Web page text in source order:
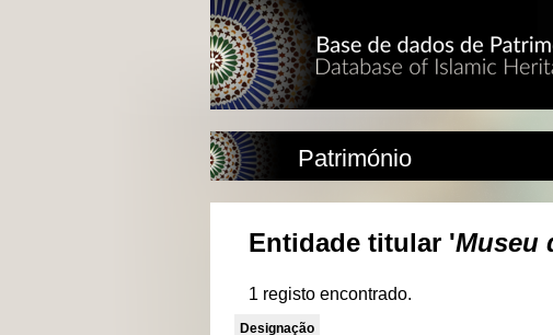
Património
Entidade titular 'Museu
1 registo encontrado.
Designação